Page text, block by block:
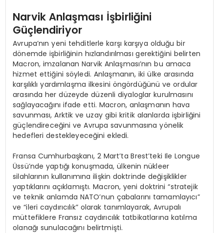
Narvik Anlaşması İşbirliğini
Güçlendiriyor
Avrupa’nın yeni tehditlerle karşı karşıya olduğu bir
dönemde işbirliğinin hızlandırılması gerektiğini belirten
Macron, imzalanan Narvik Anlaşması’nın bu amaca
hizmet ettiğini söyledi. Anlaşmanın, iki ülke arasında
karşılıklı yardımlaşma ilkesini öngördüğünü ve ordular
arasında her düzeyde düzenli diyaloglar kurulmasını
sağlayacağını ifade etti. Macron, anlaşmanın hava
savunması, Arktik ve uzay gibi kritik alanlarda işbirliğini
güçlendireceğini ve Avrupa savunmasına yönelik
hedefleri destekleyeceğini ekledi.
Fransa Cumhurbaşkanı, 2 Mart’ta Brest’teki Ile Longue
Üssü’nde yaptığı konuşmada, ülkenin nükleer
silahlarının kullanımına ilişkin doktrinde değişiklikler
yaptıklarını açıklamıştı. Macron, yeni doktrini “stratejik
ve teknik anlamda NATO’nun çabalarını tamamlayıcı”
ve “ileri caydırıcılık” olarak tanımlayarak, Avrupalı
müttefiklere Fransız caydırıcılık tatbikatlarına katılma
olanağı sunulacağını belirtmişti.